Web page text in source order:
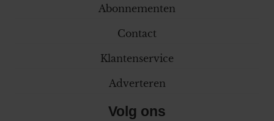
Abonnementen
Contact
Klantenservice
Adverteren
Volg ons